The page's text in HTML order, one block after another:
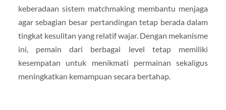
keberadaan sistem matchmaking membantu menjaga
agar sebagian besar pertandingan tetap berada dalam
tingkat kesulitan yang relatif wajar. Dengan mekanisme
ini, pemain dari berbagai level tetap memiliki
kesempatan untuk menikmati permainan sekaligus
meningkatkan kemampuan secara bertahap.